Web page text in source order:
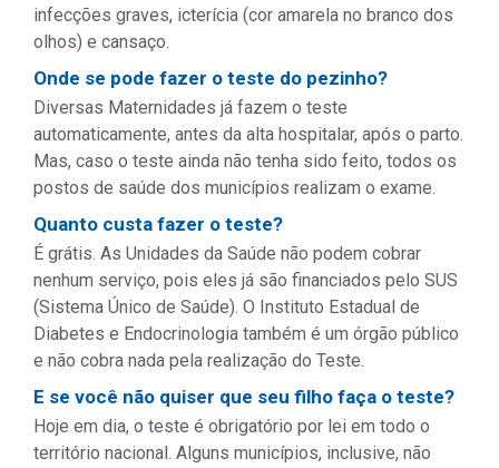
infecções graves, icterícia (cor amarela no branco dos
olhos) e cansaço.
Onde se pode fazer o teste do pezinho?
Diversas Maternidades já fazem o teste
automaticamente, antes da alta hospitalar, após o parto.
Mas, caso o teste ainda não tenha sido feito, todos os
postos de saúde dos municípios realizam o exame.
Quanto custa fazer o teste?
É grátis. As Unidades da Saúde não podem cobrar
nenhum serviço, pois eles já são financiados pelo SUS
(Sistema Único de Saúde). O Instituto Estadual de
Diabetes e Endocrinologia também é um órgão público
e não cobra nada pela realização do Teste.
E se você não quiser que seu filho faça o teste?
Hoje em dia, o teste é obrigatório por lei em todo o
território nacional. Alguns municípios, inclusive, não